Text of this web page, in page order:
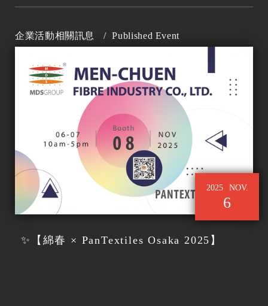
企業活動相關訊息 / Published Event
2025 NOV.
6
✨【綿春 × PanTextiles Osaka 2025】